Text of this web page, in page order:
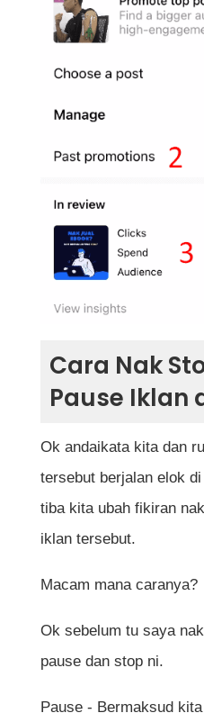
Cara Nak
Pause Iklan
Ok andaikata kita dan
tersebut berjalan elok
tiba kita ubah fikiran
iklan tersebut.
Macam mana caranya?
Ok sebelum tu saya
pause dan stop ni.
Pause - Bermaksud